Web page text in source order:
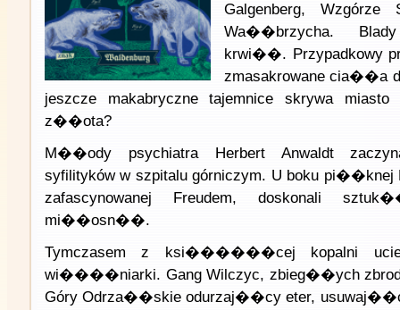
Galgenberg, Wzgórze
Wa��brzycha.
krwi��. Przypadkowy
zmasakrowane cia��a
jeszcze makabryczne tajemnice skrywa
z��ota?
M��ody psychiatra Herbert Anwaldt
syfilityków w szpitalu górniczym. U boku pi��knej
zafascynowanej Freudem, doskonali
mi��osn��.
Tymczasem z ksi������cej kopalni
wi����niarki. Gang Wilczyc, zbieg��ych
Góry Odrza��skie odurzaj��cy eter,